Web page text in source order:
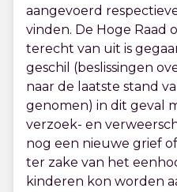
aangevoerd
vinden. De Hoge
terecht van uit is
geschil (beslissingen
naar de laatste stand
genomen) in dit geval
verzoek- en
nog een nieuwe grief
ter zake van het
kinderen kon worden